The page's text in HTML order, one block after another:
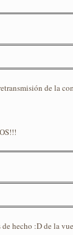
de la
hecho :D de la